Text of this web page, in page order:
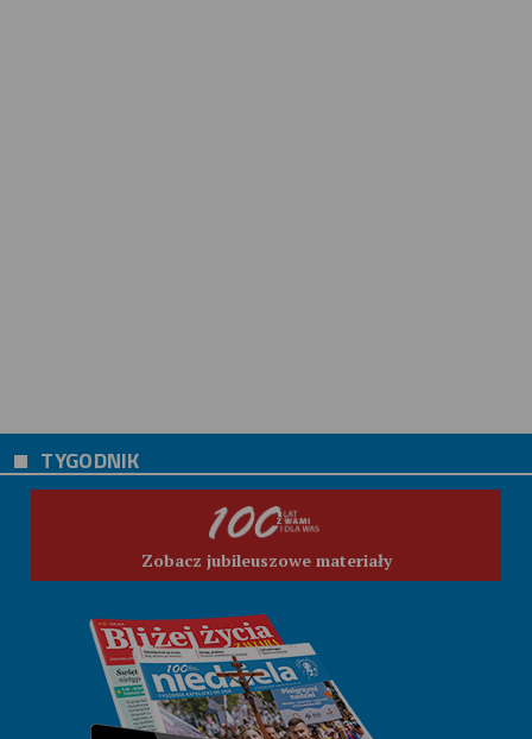
TYGODNIK
Zobacz jubileuszowe materiały